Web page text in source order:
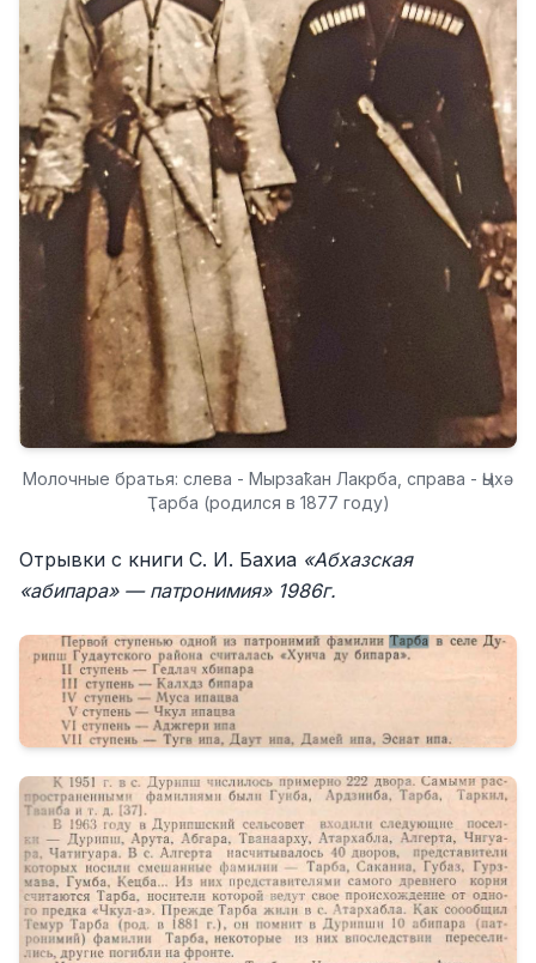
Молочные братья: слева - Мырзаҟан Лакрба, справа - Ҷыхә
Ҭарба (родился в 1877 году)
Отрывки с книги С. И. Бахиа «Абхазская
«абипара» — патронимия» 1986г.